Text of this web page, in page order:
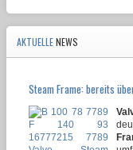
AKTUELLENEWS
Steam Frame: bereits